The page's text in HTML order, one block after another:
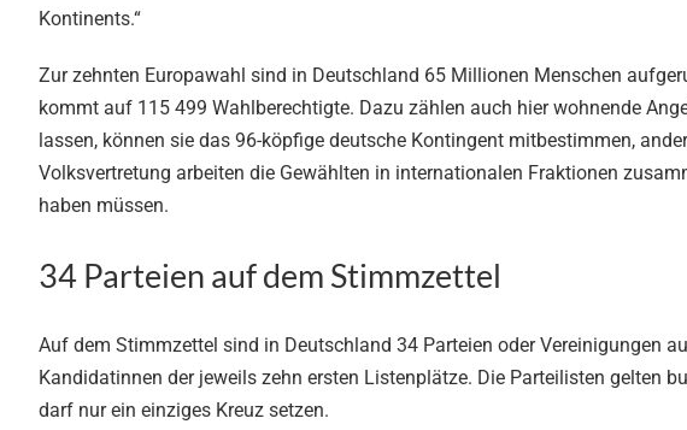
Kontinents.“
Zur zehnten Europawahl sind in Deutschland 65 Millionen Menschen
kommt auf 115 499 Wahlberechtigte. Dazu zählen auch hier wohnende
lassen, können sie das 96-köpfige deutsche Kontingent mitbestimmen,
Volksvertretung arbeiten die Gewählten in internationalen Fraktionen
haben müssen.
34 Parteien auf dem Stimmzettel
Auf dem Stimmzettel sind in Deutschland 34 Parteien oder Vereinigungen
Kandidatinnen der jeweils zehn ersten Listenplätze. Die Parteilisten gelten
darf nur ein einziges Kreuz setzen.